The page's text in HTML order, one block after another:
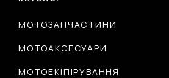
МОТОЗАПЧАСТИНИ
МОТОАКСЕСУАРИ
МОТОЕКІПІРУВАННЯ